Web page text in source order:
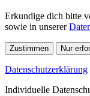
Erkundige dich bitte
sowie in unserer
Zustimmen Nur
Datenschutzerklärung
Individuelle